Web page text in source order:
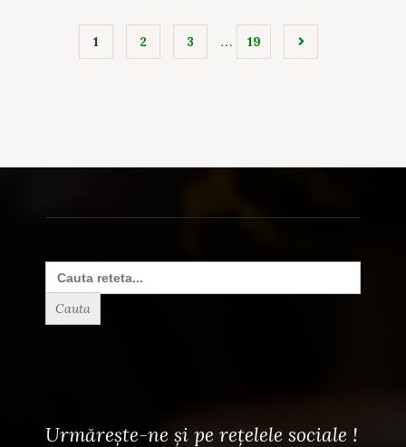
1 2 3 … 19
Search
for:
Urmărește-ne și pe rețelele sociale !